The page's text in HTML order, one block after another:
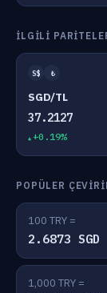
İLGILI
S$ ₺
SGD/TL
37.2127
+0.19%
POPÜLER
100 TRY =
2.6873 SGD
1,000 TRY =